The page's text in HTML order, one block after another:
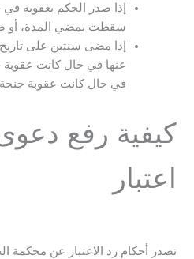
إذا صدر الحكم بعقوبة في
سقطت بمضي المدة، أو
إذا مضى سنتين على تاريخ
عنها في حال كانت عقوبة
في حال كانت عقوبة
كيفية رفع
اعتبار
تصدر أحكام رد الاعتبار عن محكمة